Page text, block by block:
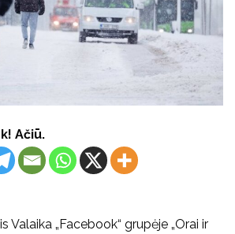
Ačiū.
Valaika „Facebook“ grupėje „Orai ir